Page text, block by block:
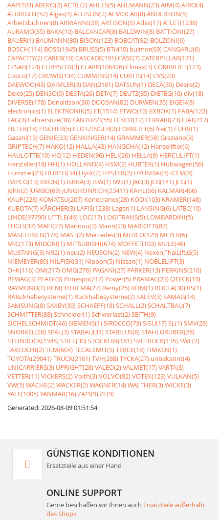
AAP(103)ABEKO(2)ACTIL(2)AHLES(5)AHLMANN(23)AIM(4)AIRO(4)
ALBRIGHT(52)Algas(4)ALLISON(2)ALMOCAR(8)ANDERSON(5)
Arbeitsbühnen(8)ARMANNI(28)ARTISON(5)Atlas(17)ATLET(1238)
AURAMO(35) BAKA(10) BALCANCAR(8) BALDWIN(8) BATTIONI(27)
BAUER(1) BAUMANN(80) BISON(123) BOBCAT(92) BOLZONI(6)
BOSCH(114) BOSS(1945) BRUSS(5) BT(410) bulmor(69)CANGARU(6)
CAPACITY(2)CARER(10)CASCADE(191)CASE(7)CATERPILLAR(171)
CESAB(124)CHRYSLER(3)CLARK(106426)Climax(3)COMBILIFT(123)
Copco(17)CROWN(134)CUMMINS(14)CURTIS(14)CVS(23)
DAEWOO(43) DAIMLER(3) DAN(2161) DATSUN(1) DECA(35) Deere(2)
Delco(25) DENSO(5) DESTA(26) DETA(7) DEUTZ(35) DIETEG(10)div(18)
DIVERSE(178) Donaldson(30) DOOSAN(82) DURWEN(35) EIGEN(8)
electronics(1) ELEKTRONIK(5) ET(1514) ETWO(10) EXBOX(1) FABA(122)
FAG(3) Fahrersitze(38) FANTUZZI(55) FENDT(12) FERRARI(23) FIAT(217)
FILTER(18) FISCHER(5) FLÖTZINGER(2) FORKLIFT(6)frei(1) FÜHR(1)
Gasanl(13)GENIE(33)GENKINGER(14)GRAMMER(58)Graziano(3)
GRIPTECH(7) HAKO(12) HALLA(43) HANGCHA(12) Hanselifter(6)
HAULOTTE(10) HC(12) HEDEN(96) HELI(26) HELLA(9) HERCULIFT(1)
Hersteller(18) HH(1) HOLLAND(4) HSM(2) HUBTEX(1) Hubwagen(56)
Hummel(23) HURTH(34) Hydr(2) HYSTER(2) HYUNDAI(5) ICEM(8)
IMPCO(13) IRION(1) ISKRA(3) ISW(1) IWS(1) JAC(3) JCB(141) JLG(1)
John(2) JUMBO(69) JUNGHEINRICH(23411) KAHL(56) KALMAR(466)
KAUP(228) KOMATSU(207) Konecranes(28) KOOI(103) KRAMER(148)
KUBOTA(7) KÃRCHER(3) LAFIS(1238) Lager(1) LANSING(6) LATEC(10)
LINDE(97790) LITTLE(46) LOC(17) LOGITRANS(5) LOMBARDINI(5)
LUGLI(37) MAFI(27) Manitou(3) Mann(23) MARIOTTI(87)
MASCHINEN(178) MAST(2) Mercedes(3) MERLO(129) MEYER(6)
MIC(173) MIDORI(1) MITSUBISHI(674) MOFFET(103) MULE(46)
MUSTANG(3) N92(1) neu(2) NEUSON(2) NEW(4) Nexen,ThaiLift,G(5)
NIEMEYER(80) NILFISK(31) Nippon(5) Nissan(1) NOBLELIFT(3)
O+K(116)OM(217)OMG(276) PAGANI(27) PARKER(13) PERKINS(216)
PEWAG(3) PFAFF(9) Pimespo(217) Power(5) PRAMAC(23)QTECK(19)
RAYMOND(1) RCM(31) REMA(27) Remy(25) RHM(1) ROCLA(30) RS(1)
RÃ¼ckhaltesysteme(1) Rückhaltesysteme(2)SALEV(3)SAMAG(14)
SAMSUNG(8)SAXBY(30)SCHAEFF(18)SCHALL(2)SCHALTBAU(7)
SCHMITTER(88)Schneider(1)Schwerlast(2)SEITH(9)
SICHELSCHMIDT(46)SIEMENS(1)SIROCCO(73)SISU(17)SL(1)SMV(28)
SNORKEL(28)SPAL(3)STABAU(31)STABILUS(8)STAHLGRUBER(28)
STEINBOCK(1945)STILL(30)STÖCKLIN(181)SVETRUCK(135)SWF(2)
TAKEUCHI(2)TCM(604)TECALEMIT(5)TEREX(18)TIMKEN(1)
TOYOTA(29041)TRUCK(2161)TVH(288)TYCKA(27) unbekannt(4)
UNICARRIERS(3) UPRIGHT(28)VALEO(2)VALMET(17)VARTA(3)
VETTER(11)VICKERS(2)Voith(3)VOLVO(82)VOTEX(123)VULKAN(5)
VW(5)WACHE(2)WACKER(2)WAGNER(14)WALTHER(3)WICKE(3)
YALE(1005)YANMAR(16)ZAPI(9)ZF(9)
Generated: 2026-08-09 01:51:54
GÜNSTIGE KONDITIONEN
Ersatzteile aus einer Hand
ONLINE SUPPORT
Gerne beschaffen wir Ihnen auch Ersatzteile außerhalb
des Shops